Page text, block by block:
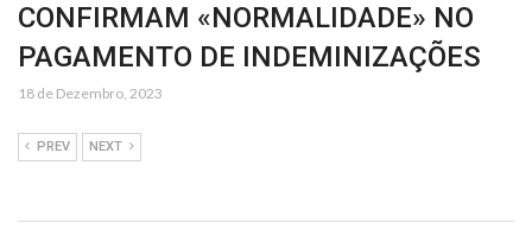
CONFIRMAM «NORMALIDADE» NO
PAGAMENTO DE INDEMINIZAÇÕES
18 de Dezembro, 2023
PREV NEXT